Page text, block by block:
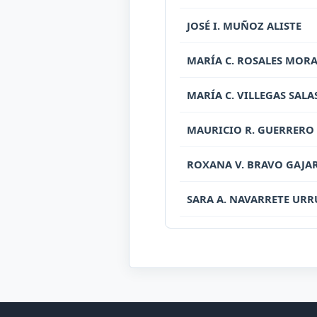
JOSÉ I. MUÑOZ ALISTE
MARÍA C. ROSALES
MARÍA C. VILLEGAS
MAURICIO R. GUERRERO
ROXANA V. BRAVO
SARA A. NAVARRETE